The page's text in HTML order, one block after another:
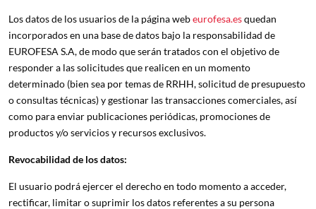
Los datos de los usuarios de la página webeurofesa.esquedan
incorporados en una base de datos bajo la responsabilidad de
EUROFESA S.A, de modo que serán tratados con el objetivo de
responder a las solicitudes que realicen en un momento
determinado (bien sea por temas de RRHH, solicitud de presupuesto
o consultas técnicas) y gestionar las transacciones comerciales, así
como para enviar publicaciones periódicas, promociones de
productos y/o servicios y recursos exclusivos.
Revocabilidad de los datos:
El usuario podrá ejercer el derecho en todo momento a acceder,
rectificar, limitar o suprimir los datos referentes a su persona